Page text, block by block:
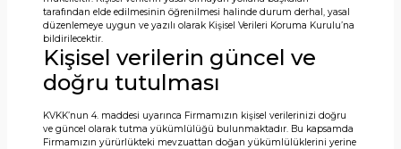
tarafından elde edilmesinin öğrenilmesi halinde durum derhal, yasal
düzenlemeye uygun ve yazılı olarak Kişisel Verileri Koruma Kurulu’na
bildirilecektir.
Kişisel verilerin güncel ve
doğru tutulması
KVKK’nun 4. maddesi uyarınca Firmamızın kişisel verilerinizi doğru
ve güncel olarak tutma yükümlülüğü bulunmaktadır. Bu kapsamda
Firmamızın yürürlükteki mevzuattan doğan yükümlülüklerini yerine